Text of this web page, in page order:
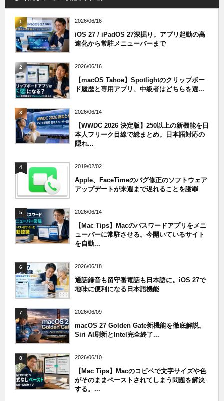
1 2026/06/16
iOS 27 / iPadOS 27深掘り。アプリ起動の高
速化から常駐メニューバーまで
2 2026/06/16
【macOS Tahoe】Spotlightのクリップボー
ド履歴と専用アプリ、中級者はどちらを選...
3 2026/06/14
【WWDC 2026 決定版】250以上の新機能を日
本人フリーク目線で総まとめ。日本語対応の
隠れ...
4 2019/02/02
Apple、FaceTimeのバグ修正のソフトウェア
アップデートが来週まで遅れることを謝罪
5 2026/06/14
【Mac Tips】Macのパスワードアプリをメニ
ューバーに常駐させる。今開いているサイト
を自動...
6 2026/06/18
通話録音も留守番電話も日本語に。iOS 27で
地味に便利になる日本語機能
7 2026/06/09
macOS 27 Golden Gate新機能を徹底解説。
Siri AI刷新とIntel完全終了...
8 2026/06/10
【Mac Tips】Macのコピペで文字サイズや色
がそのままペーストされてしまう問題を解決
する。...